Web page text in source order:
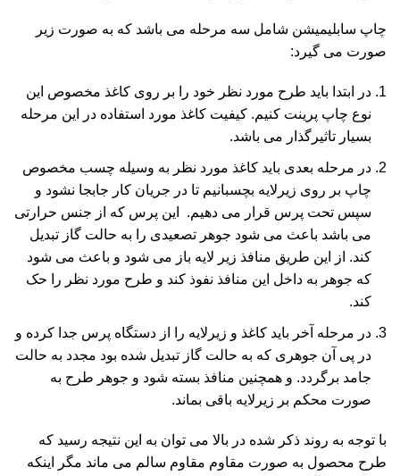
چاپ سابلیمیشن شامل سه مرحله می باشد که به صورت زیر
صورت می گیرد:
در ابتدا باید طرح مورد نظر خود را بر روی کاغذ مخصوص این
نوع چاپ پرینت کنیم. کیفیت کاغذ مورد استفاده در این مرحله
بسیار تاثیرگذار می باشد.
در مرحله بعدی باید کاغذ مورد نظر به وسیله چسب مخصوص
چاپ بر روی زیرلایه بچسبانیم تا در جریان کار جابجا نشود و
سپس تحت پرس قرار می دهیم. این پرس که از جنس حرارتی
می باشد باعث می شود جوهر تصعیدی را به حالت گاز تبدیل
کند. از این طریق منافذ زیر لایه باز می شود و باعث می شود
که جوهر به داخل این منافذ نفوذ کند و طرح مورد نظر را حک
کند.
در مرحله آخر باید کاغذ و زیرلایه را از دستگاه پرس جدا کرده و
در پی آن جوهری که به حالت گاز تبدیل شده بود مجدد به حالت
جامد برگردد. و همچنین منافذ بسته شود و جوهر طرح به
صورت محکم بر زیرلایه باقی بماند.
با توجه به روند ذکر شده در بالا می توان به این نتیجه رسید که
طرح محصول به صورت مقاوم مقاوم سالم می ماند مگر اینکه